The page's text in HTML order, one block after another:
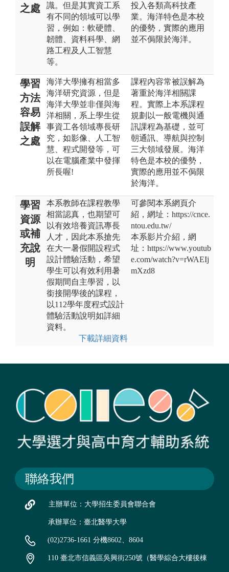
之處
識。但是其實資工系
有不同的領域可以學
習，例如：軟硬體、
韌體、資料科學、網
路工程及人工智慧
等。
投入各類高科技產
業。海洋特色是本校
的優勢，實際的應用
並不侷限於海洋。
學習
方法
容易
誤解
之處
海洋大學擁有相當多
海洋研究資源，但是
海洋大學並非僅與海
洋相關，系上學生從
事資工各領域專長研
究，如影像、人工智
慧、程式開發等，可
以在電腦產業中發揮
所長喔!
課程內容常被誤解為
著重於海洋相關課
程。實際上本系課程
規劃以一般電機與通
訊課程為基礎，並可
朝通訊、導航與控制
三大領域發展。海洋
特色是本校的優勢，
實際的應用並不侷限
於海洋。
學習
資源
或補
充說
明
本系教師在課程教學
相當認真，也期望可
以有效培養資訊專長
人才，因此本系搶先
在大一暑假開設程式
設計體驗活動，希望
學生可以有效利用暑
假期間自主學習，以
銜接開學後的課程，
以112學年度程式設計
體驗活動說明如詳細
資料。
下載詳細資料
可參閱本系網頁介
紹，網址：https://cnce.
ntou.edu.tw/
本系影片介紹，網
址：https://www.youtub
e.com/watch?v=rWAEIj
mXzd8
聯絡我們
主辦單位：大學招生委員會聯合會
承辦單位：臺北醫學大學
(02)2736-1661 分機8602、8604
110 臺北市信義區吳興街250號（醫學綜合大樓後棟